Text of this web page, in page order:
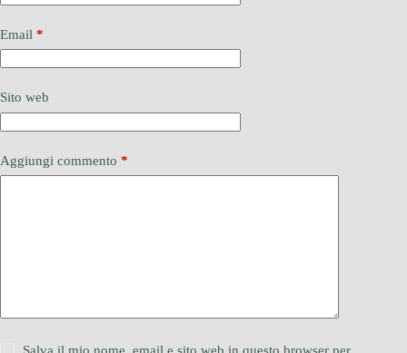
Email *
Sito web
Aggiungi commento *